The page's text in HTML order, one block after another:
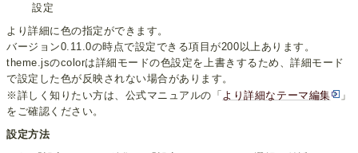
設定
より詳細に色の指定ができます。
バージョン0.11.0の時点で設定できる項目が200以上あります。
theme.jsのcolorは詳細モードの色設定を上書きするため、詳細モード
で設定した色が反映されない場合があります。
※詳しく知りたい方は、公式マニュアルの「 より詳細なテーマ編集
」
をご確認ください。
設定方法